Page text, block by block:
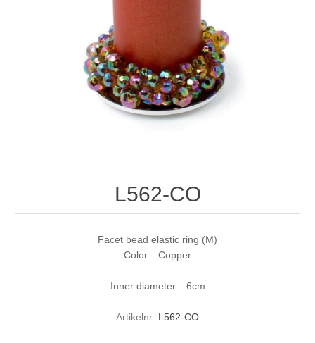
L562-CO
Facet bead elastic ring (M)
Color: Copper
Inner diameter: 6cm
Artikelnr: L562-CO